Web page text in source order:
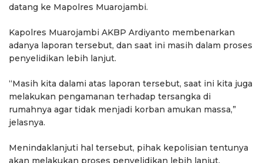
datang ke Mapolres Muarojambi.
Kapolres Muarojambi AKBP Ardiyanto membenarkan
adanya laporan tersebut, dan saat ini masih dalam proses
penyelidikan lebih lanjut.
“Masih kita dalami atas laporan tersebut, saat ini kita juga
melakukan pengamanan terhadap tersangka di
rumahnya agar tidak menjadi korban amukan massa,”
jelasnya.
Menindaklanjuti hal tersebut, pihak kepolisian tentunya
akan melakukan proses penyelidikan lebih lanjut.